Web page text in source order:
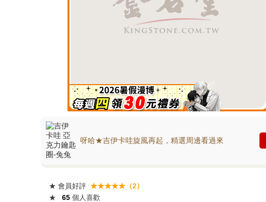
呀哈★吉伊卡哇旋風再起，精選周邊看過來
★ 會員好評 ★★★★★（2）
★
65 個人喜歡